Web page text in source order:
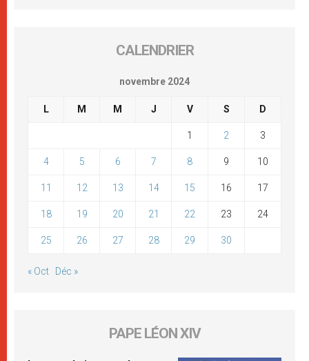
CALENDRIER
novembre 2024
L M M J V S D
1 2 3
4 5 6 7 8 9 10
11 12 13 14 15 16 17
18 19 20 21 22 23 24
25 26 27 28 29 30
« Oct Déc »
PAPE LÉON XIV